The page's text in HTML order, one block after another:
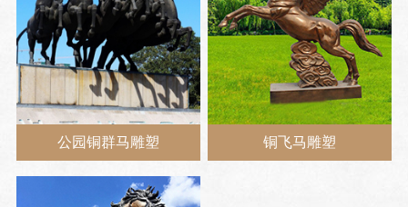
公园铜群马雕塑 铜飞马雕塑